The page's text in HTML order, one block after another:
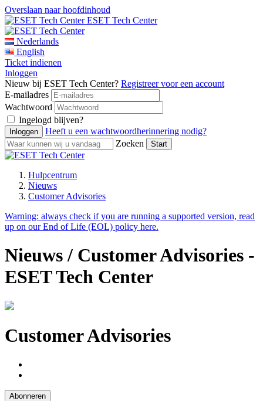
Overslaan naar hoofdinhoud
ESET Tech Center
Nederlands
English
Ticket indienen
Inloggen
Nieuw bij ESET Tech Center? Registreer voor een account
E-mailadres
Wachtwoord
Ingelogd blijven?
Heeft u een wachtwoordherinnering nodig?
Zoeken
Hulpcentrum
Nieuws
Customer Advisories
Warning: always check if you are running a supported version, read
up on our End of Life (EOL) policy here.
Nieuws / Customer Advisories -
ESET Tech Center
Customer Advisories
Abonneren